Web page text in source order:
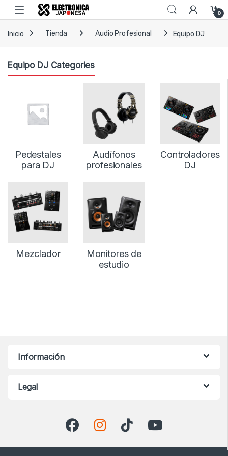
Skip to navigation
Skip to content
Open 0
Inicio Tienda Audio Profesional Equipo DJ
Equipo DJ Categories
Pedestales
para DJ
Audífonos
profesionales
Controladores
DJ
Mezclador
Monitores de
estudio
Información
Legal